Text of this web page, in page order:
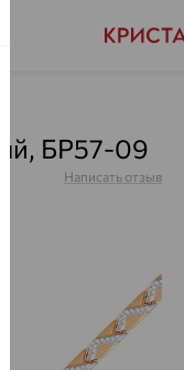
БР57-09
Написать отзыв